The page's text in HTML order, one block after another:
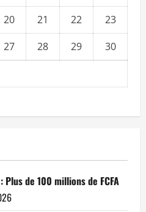
20 21 22
23
27 28 29
30
de 100 millions de FCFA